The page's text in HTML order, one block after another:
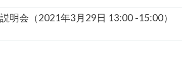
明会（2021年3月29日 13:00 -15:00）